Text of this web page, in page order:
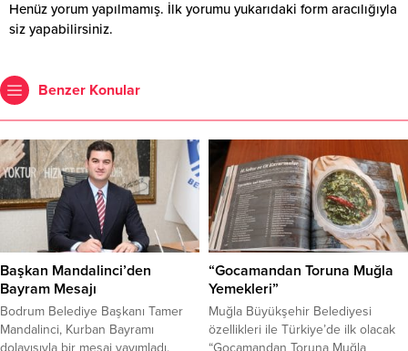
Henüz yorum yapılmamış. İlk yorumu yukarıdaki form aracılığıyla
siz yapabilirsiniz.
Benzer Konular
Başkan Mandalinci’den
Bayram Mesajı
Bodrum Belediye Başkanı Tamer
Mandalinci, Kurban Bayramı
dolayısıyla bir mesaj yayımladı.
“Gocamandan Toruna Muğla
Yemekleri”
Muğla Büyükşehir Belediyesi
özellikleri ile Türkiye’de ilk olacak
“Gocamandan Toruna Muğla